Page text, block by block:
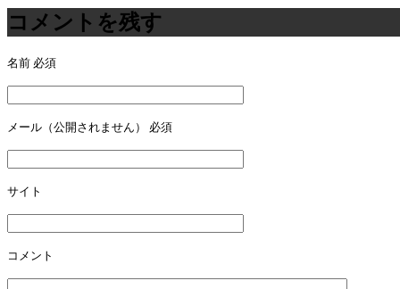
稿
ナ
ビ
ゲ
ー
シ
ョ
ン
コメントを残す
名前 必須
メール（公開されません） 必須
サイト
コメント